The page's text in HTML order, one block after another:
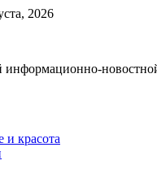
2026
информационно-
и красота